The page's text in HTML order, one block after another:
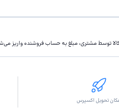
توسط مشتری، مبلغ به حساب فروشنده واريز
تحویل اکسپرس